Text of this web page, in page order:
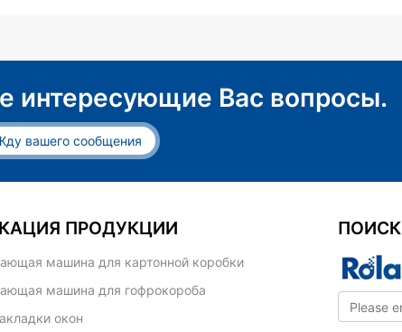
интересующие Вас вопросы.
вашего сообщения
ПРОДУКЦИИ
машина для картонной коробки
машина для гофрокороба
окон
ПОИСК